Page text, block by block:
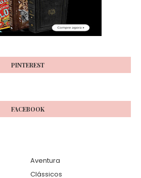
PINTEREST
FACEBOOK
Aventura
Clássicos